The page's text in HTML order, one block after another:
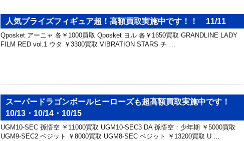
人気プライズフィギュア超！高額買取実施中です！！ 11/11
Qposket アーニャ 各￥1000買取 Qposket ヨル 各￥1650買取 GRANDLINE LADY
FILM RED vol.1 ウタ ￥3300買取 VIBRATION STARS チ …
スーパードラゴンボールヒーローズも超高額買取実施中です！
10/13・10/14・10/15
UGM10-SEC 孫悟空 ￥11000買取 UGM10-SEC3 DA 孫悟空：少年期 ￥5000買取
UGM9-SEC2 ベジット ￥8000買取 UGM8-SEC ベジット ￥13200買取 U …